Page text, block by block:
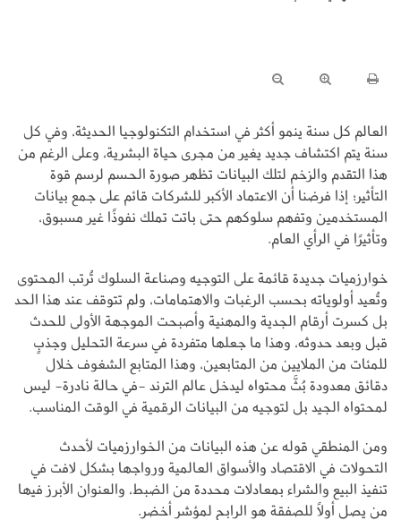
العالم كل سنة ينمو أكثر في استخدام التكنولوجيا الحديثة، وفي كل
سنة يتم اكتشاف جديد يغير من مجرى حياة البشرية، وعلى الرغم من
هذا التقدم والزخم لتلك البيانات تظهر صورة الحسم لرسم قوة
التأثير؛ إذا فرضنا أن الاعتماد الأكبر للشركات قائم على جمع بيانات
المستخدمين وتفهم سلوكهم حتى باتت تملك نفوذًا غير مسبوق،
وتأثيرًا في الرأي العام.
خوارزميات جديدة قائمة على التوجيه وصناعة السلوك تُرتب المحتوى
وتُعيد أولوياته بحسب الرغبات والاهتمامات، ولم تتوقف عند هذا الحد
بل كسرت أرقام الجدية والمهنية وأصبحت الموجهة الأولى للحدث
قبل وبعد حدوثه، وهذا ما جعلها متفردة في سرعة التحليل وجذبٍ
للمئات من الملايين من المتابعين، وهذا المتابع الشغوف خلال
دقائق معدودة بُثَّ محتواه ليدخل عالم الترند -في حالة نادرة- ليس
لمحتواه الجيد بل لتوجيه من البيانات الرقمية في الوقت المناسب.
ومن المنطقي قوله عن هذه البيانات من الخوارزميات لأحدث
التحولات في الاقتصاد والأسواق العالمية ورواجها بشكل لافت في
تنفيذ البيع والشراء بمعادلات محددة من الضبط، والعنوان الأبرز فيها
من يصل أولًا للصفقة هو الرابح لمؤشر أخضر.